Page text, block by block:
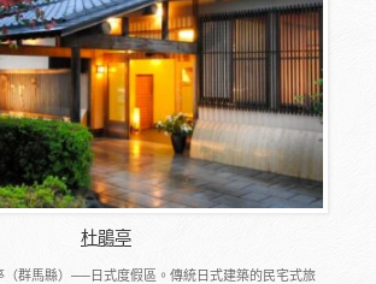
杜鵑亭
（群馬縣）──日式度假區。傳統日式建築的民宅式旅